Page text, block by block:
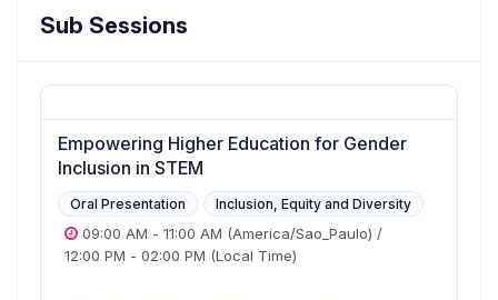
Sub Sessions
Empowering Higher Education for Gender
Inclusion in STEM
Oral Presentation Inclusion, Equity and Diversity
09:00 AM - 11:00 AM (America/Sao_Paulo) /
12:00 PM - 02:00 PM (Local Time)